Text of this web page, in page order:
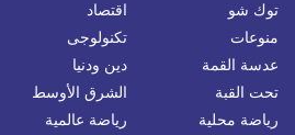
توك شو
اقتصاد
منوعات
تكنولوجى
عدسة القمة
دين ودنيا
تحت القبة
الشرق الأوسط
رياضة محلية
رياضة عالمية